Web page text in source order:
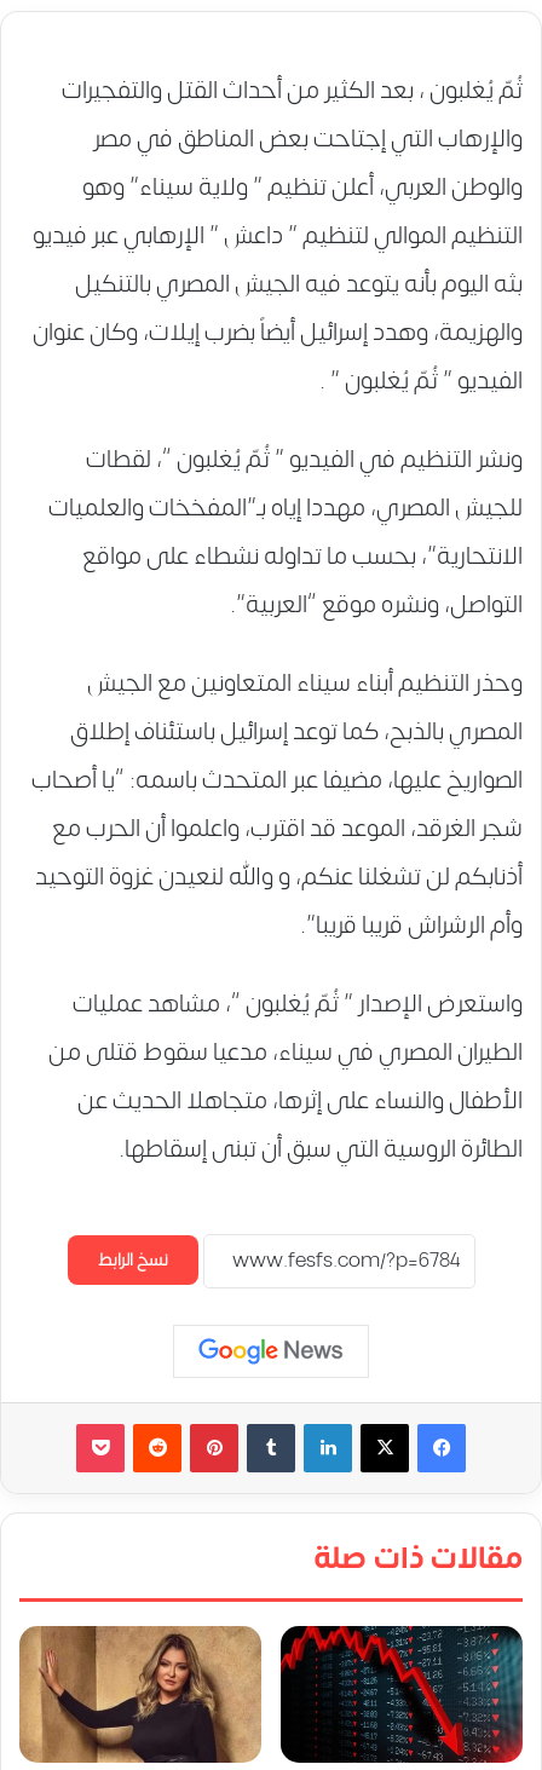
ثُمّ يُغلبون ، بعد الكثير من أحداث القتل والتفجيرات
والإرهاب التي إجتاحت بعض المناطق في مصر
والوطن العربي، أعلن تنظيم ” ولاية سيناء” وهو
التنظيم الموالي لتنظيم ” داعش ” الإرهابي عبر فيديو
بثه اليوم بأنه يتوعد فيه الجيش المصري بالتنكيل
والهزيمة، وهدد إسرائيل أيضاً بضرب إيلات، وكان عنوان
الفيديو ” ثُمّ يُغلبون ” .
ونشر التنظيم في الفيديو ” ثُمّ يُغلبون “، لقطات
للجيش المصري، مهددا إياه بـ”المفخخات والعلميات
الانتحارية”، بحسب ما تداوله نشطاء على مواقع
التواصل، ونشره موقع “العربية”.
وحذر التنظيم أبناء سيناء المتعاونين مع الجيش
المصري بالذبح، كما توعد إسرائيل باستئناف إطلاق
الصواريخ عليها، مضيفا عبر المتحدث باسمه: “يا أصحاب
شجر الغرقد، الموعد قد اقترب، واعلموا أن الحرب مع
أذنابكم لن تشغلنا عنكم، و والله لنعيدن غزوة التوحيد
وأم الرشراش قريبا قريبا”.
واستعرض الإصدار ” ثُمّ يُغلبون “، مشاهد عمليات
الطيران المصري في سيناء، مدعيا سقوط قتلى من
الأطفال والنساء على إثرها، متجاهلا الحديث عن
الطائرة الروسية التي سبق أن تبنى إسقاطها.
نسخ الرابط
لينكدإن بينتيريست
مقالات ذات صلة